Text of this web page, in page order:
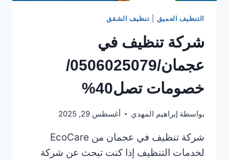
التنظيف العميق تنظيف الشقق
شركة تنظيف في
عجمان/0506025079/
خصومات تصل40%
بواسطة إبراهيم المهدي أغسطس 29, 2025
شركة تنظيف في عجمان من EcoCare
لخدمات التنظيف إذا كنت تبحث عن شركة